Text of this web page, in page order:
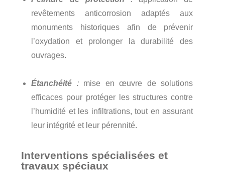
revêtements anticorrosion adaptés aux
monuments historiques afin de prévenir
l’oxydation et prolonger la durabilité des
ouvrages.
Étanchéité :mise en œuvre de solutions
efficaces pour protéger les structures contre
l’humidité et les infiltrations, tout en assurant
leur intégrité et leur pérennité.
Interventions spécialisées et
travaux spéciaux